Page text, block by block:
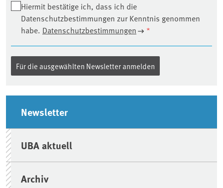
Hiermit bestätige ich, dass ich die
Datenschutzbestimmungen zur Kenntnis genommen
habe. Datenschutzbestimmungen *
Seitenleiste
Newsletter
UBA aktuell
Archiv